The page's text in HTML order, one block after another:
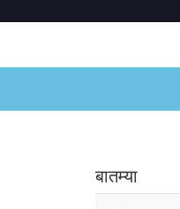
बातम्या